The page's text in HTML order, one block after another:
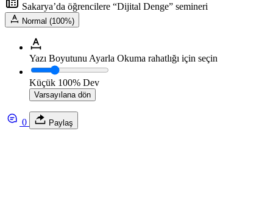
Sakarya’da öğrencilere “Dijital Denge” semineri
Normal (100%)
Yazı Boyutunu Ayarla Okuma rahatlığı için seçin
Küçük 100% Dev
Varsayılana dön
0 Paylaş